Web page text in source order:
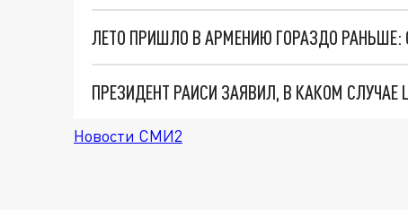
ЛЕТО ПРИШЛО В АРМЕНИЮ ГОРАЗДО РАНЬШЕ:
Новости СМИ2